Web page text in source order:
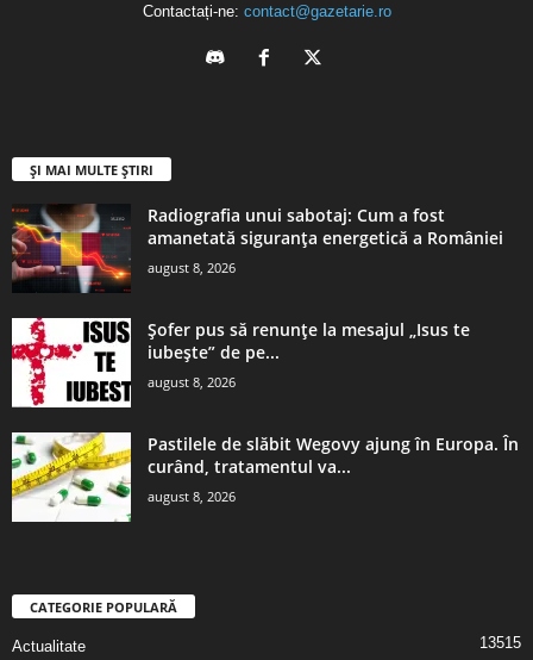
Contactați-ne: contact@gazetarie.ro
ȘI MAI MULTE ȘTIRI
Radiografia unui sabotaj: Cum a fost
amanetată siguranța energetică a României
august 8, 2026
Șofer pus să renunțe la mesajul „Isus te
iubește” de pe...
august 8, 2026
Pastilele de slăbit Wegovy ajung în Europa. În
curând, tratamentul va...
august 8, 2026
CATEGORIE POPULARĂ
Actualitate 13515